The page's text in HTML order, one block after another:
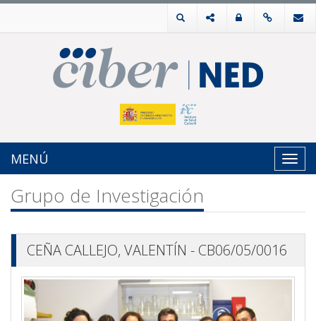
MENÚ
Grupo de Investigación
CEÑA CALLEJO, VALENTÍN - CB06/05/0016